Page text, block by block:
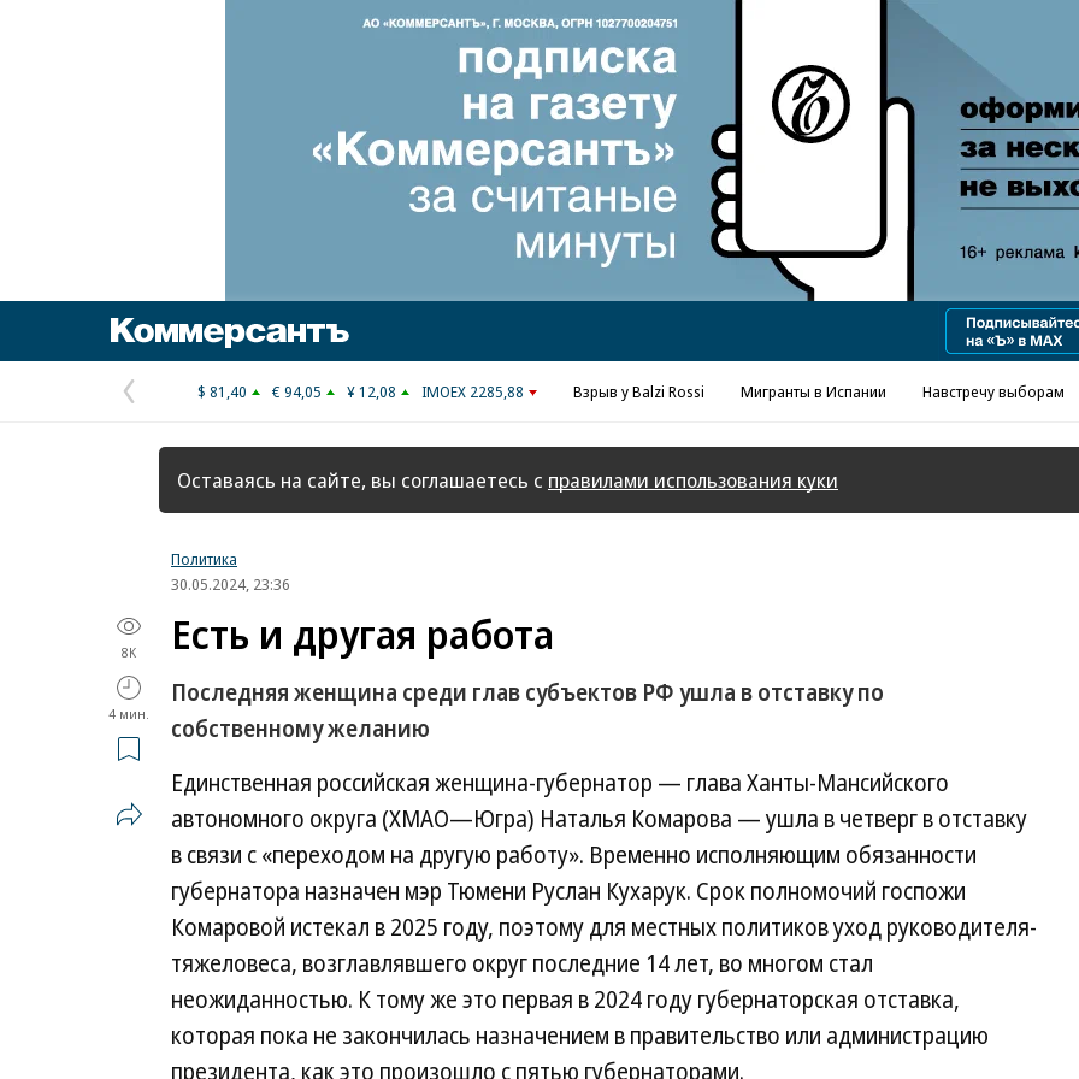
Реклама в «Ъ» www.kommersant.ru/ad
Предыдущая
страница
$ 81,40 € 94,05 ¥ 12,08 IMOEX 2285,88 Взрыв у Balzi Rossi Мигранты в Испании Навстречу выборам
Оставаясь на сайте, вы соглашаетесь с правилами использования куки
Политика
30.05.2024, 23:36
8K
4 мин.
Есть и другая работа
Последняя женщина среди глав субъектов РФ ушла в отставку по
собственному желанию
Единственная российская женщина-губернатор — глава Ханты-Мансийского
автономного округа (ХМАО—Югра) Наталья Комарова — ушла в четверг в отставку
в связи с «переходом на другую работу». Временно исполняющим обязанности
губернатора назначен мэр Тюмени Руслан Кухарук. Срок полномочий госпожи
Комаровой истекал в 2025 году, поэтому для местных политиков уход руководителя-
тяжеловеса, возглавлявшего округ последние 14 лет, во многом стал
неожиданностью. К тому же это первая в 2024 году губернаторская отставка,
которая пока не закончилась назначением в правительство или администрацию
президента, как это произошло с пятью губернаторами.